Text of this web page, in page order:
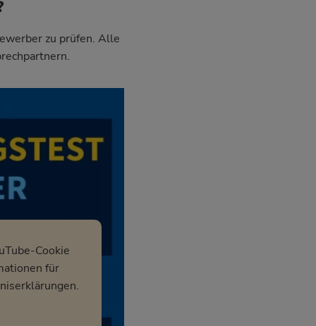
zu prüfen. Alle
Cookie
für